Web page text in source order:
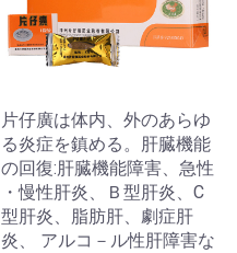
片仔廣は体内、外のあらゆ
る炎症を鎮める。肝臓機能
の回復:肝臓機能障害、急性
・慢性肝炎、Ｂ型肝炎、C
型肝炎、脂肪肝、劇症肝
炎、 アルコ－ル性肝障害な